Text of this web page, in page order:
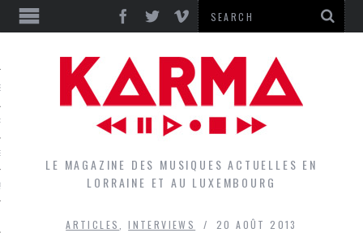
LE MAGAZINE DES MUSIQUES ACTUELLES EN
LORRAINE ET AU LUXEMBOURG
ARTICLES ,INTERVIEWS 20 AOÛT 2013